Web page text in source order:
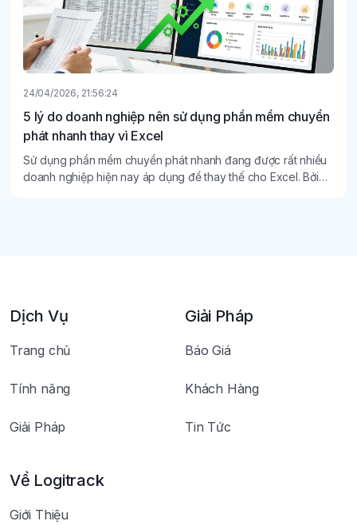
24/04/2026, 21:56:24
5 lý do doanh nghiệp nên sử dụng phần mềm chuyển
phát nhanh thay vì Excel
Sử dụng phần mềm chuyển phát nhanh đang được rất nhiều
doanh nghiệp hiện nay áp dụng để thay thế cho Excel. Bởi
Dịch Vụ
Trang chủ
Tính năng
Giải Pháp
Giải Pháp
Báo Giá
Khách Hàng
Tin Tức
Về Logitrack
Giới Thiệu